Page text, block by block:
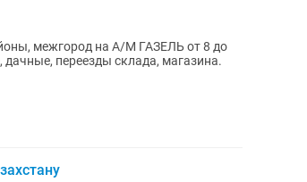
межгород на А/М ГАЗЕЛЬ от 8 до
переезды склада, магазина.